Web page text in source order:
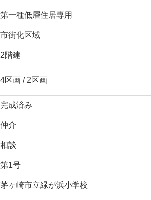
第一種低層住居専用
市街化区域
2階建
4区画 / 2区画
完成済み
仲介
相談
第1号
茅ヶ崎市立緑が浜小学校